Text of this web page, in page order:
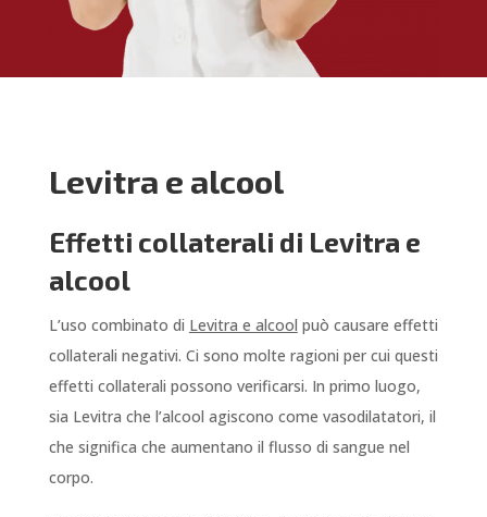
Levitra e alcool
Effetti collaterali di Levitra e
alcool
L’uso combinato di Levitra e alcool può causare effetti
collaterali negativi. Ci sono molte ragioni per cui questi
effetti collaterali possono verificarsi. In primo luogo,
sia Levitra che l’alcool agiscono come vasodilatatori, il
che significa che aumentano il flusso di sangue nel
corpo.